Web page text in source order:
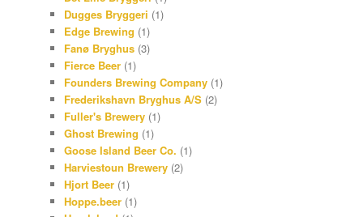
Dugges Bryggeri (1)
Edge Brewing (1)
Fanø Bryghus (3)
Fierce Beer (1)
Founders Brewing Company (1)
Frederikshavn Bryghus A/S (2)
Fuller's Brewery (1)
Ghost Brewing (1)
Goose Island Beer Co. (1)
Harviestoun Brewery (2)
Hjort Beer (1)
Hoppe.beer (1)